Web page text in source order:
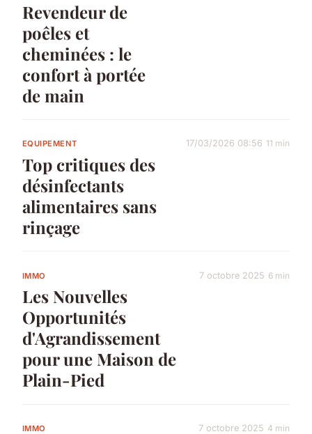
Revendeur de
poêles et
cheminées : le
confort à portée
de main
EQUIPEMENT
Top critiques des
désinfectants
alimentaires sans
rinçage
17/03/2026 08:56 11 min
IMMO
Les Nouvelles
Opportunités
d'Agrandissement
pour une Maison de
Plain-Pied
7 octobre 2025 6 min
IMMO 7 octobre 2025 4 min